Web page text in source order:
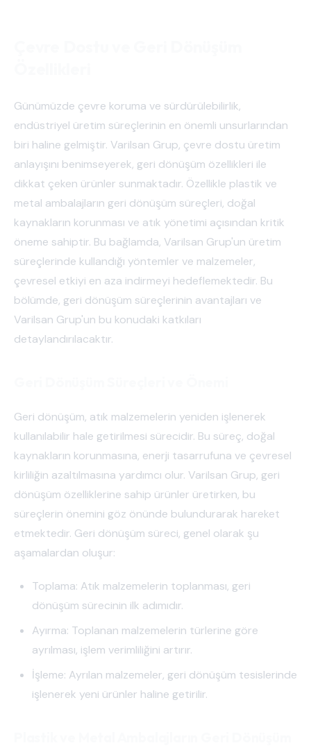
Günümüzde çevre koruma ve sürdürülebilirlik,
endüstriyel üretim süreçlerinin en önemli unsurlarından
biri haline gelmiştir. Varilsan Grup, çevre dostu üretim
anlayışını benimseyerek, geri dönüşüm özellikleri ile
dikkat çeken ürünler sunmaktadır. Özellikle plastik ve
metal ambalajların geri dönüşüm süreçleri, doğal
kaynakların korunması ve atık yönetimi açısından kritik
öneme sahiptir. Bu bağlamda, Varilsan Grup'un üretim
süreçlerinde kullandığı yöntemler ve malzemeler,
çevresel etkiyi en aza indirmeyi hedeflemektedir. Bu
bölümde, geri dönüşüm süreçlerinin avantajları ve
Varilsan Grup'un bu konudaki katkıları
detaylandırılacaktır.
Geri dönüşüm, atık malzemelerin yeniden işlenerek
kullanılabilir hale getirilmesi sürecidir. Bu süreç, doğal
kaynakların korunmasına, enerji tasarrufuna ve çevresel
kirliliğin azaltılmasına yardımcı olur. Varilsan Grup, geri
dönüşüm özelliklerine sahip ürünler üretirken, bu
süreçlerin önemini göz önünde bulundurarak hareket
etmektedir. Geri dönüşüm süreci, genel olarak şu
aşamalardan oluşur:
Toplama: Atık malzemelerin toplanması, geri
dönüşüm sürecinin ilk adımıdır.
Ayırma: Toplanan malzemelerin türlerine göre
ayrılması, işlem verimliliğini artırır.
İşleme: Ayrılan malzemeler, geri dönüşüm tesislerinde
işlenerek yeni ürünler haline getirilir.